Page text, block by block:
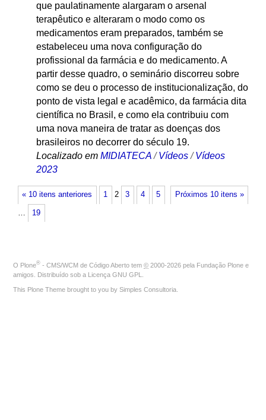
que paulatinamente alargaram o arsenal
terapêutico e alteraram o modo como os
medicamentos eram preparados, também se
estabeleceu uma nova configuração do
profissional da farmácia e do medicamento. A
partir desse quadro, o seminário discorreu sobre
como se deu o processo de institucionalização, do
ponto de vista legal e acadêmico, da farmácia dita
científica no Brasil, e como ela contribuiu com
uma nova maneira de tratar as doenças dos
brasileiros no decorrer do século 19.
Localizado em MIDIATECA /Vídeos /Vídeos
2023
« 10 itens anteriores Próximos 10 itens »
1 2 3 4 5
… 19
O Plone® - CMS/WCM de Código Aberto tem © 2000-2026 pela Fundação Plone e
amigos. Distribuído sob a Licença GNU GPL
This Plone Theme brought to you by Simples Consultoria